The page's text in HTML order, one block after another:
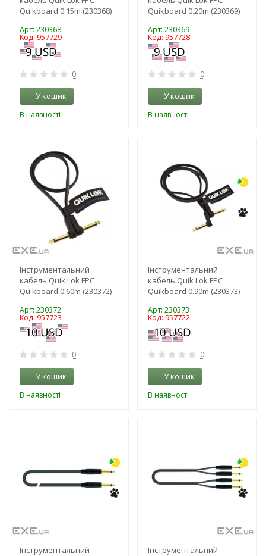
Quikboard 0.15m (230368)
Арт: 230368
Код: 957729
0
У кошик
В наявності
Quikboard 0.20m (230369)
Арт: 230369
Код: 957728
0
У кошик
В наявності
Інструментальний
кабель Quik Lok FPC
Quikboard 0.60m (230372)
Арт: 230372
Код: 957723
0
У кошик
В наявності
Інструментальний
кабель Quik Lok FPC
Quikboard 0.90m (230373)
Арт: 230373
Код: 957722
0
У кошик
В наявності
Інструментальний
Інструментальний